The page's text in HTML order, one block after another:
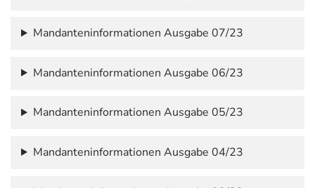
Mandanteninformationen Ausgabe 07/23
Mandanteninformationen Ausgabe 06/23
Mandanteninformationen Ausgabe 05/23
Mandanteninformationen Ausgabe 04/23